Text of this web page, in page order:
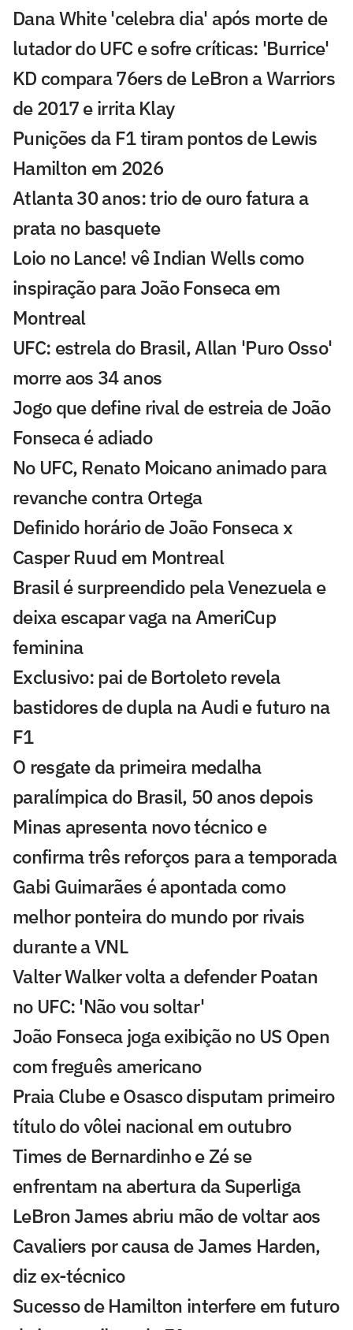
Dana White 'celebra dia' após morte de
lutador do UFC e sofre críticas: 'Burrice'
KD compara 76ers de LeBron a Warriors
de 2017 e irrita Klay
Punições da F1 tiram pontos de Lewis
Hamilton em 2026
Atlanta 30 anos: trio de ouro fatura a
prata no basquete
Loio no Lance! vê Indian Wells como
inspiração para João Fonseca em
Montreal
UFC: estrela do Brasil, Allan 'Puro Osso'
morre aos 34 anos
Jogo que define rival de estreia de João
Fonseca é adiado
No UFC, Renato Moicano animado para
revanche contra Ortega
Definido horário de João Fonseca x
Casper Ruud em Montreal
Brasil é surpreendido pela Venezuela e
deixa escapar vaga na AmeriCup
feminina
Exclusivo: pai de Bortoleto revela
bastidores de dupla na Audi e futuro na
F1
O resgate da primeira medalha
paralímpica do Brasil, 50 anos depois
Minas apresenta novo técnico e
confirma três reforços para a temporada
Gabi Guimarães é apontada como
melhor ponteira do mundo por rivais
durante a VNL
Valter Walker volta a defender Poatan
no UFC: 'Não vou soltar'
João Fonseca joga exibição no US Open
com freguês americano
Praia Clube e Osasco disputam primeiro
título do vôlei nacional em outubro
Times de Bernardinho e Zé se
enfrentam na abertura da Superliga
LeBron James abriu mão de voltar aos
Cavaliers por causa de James Harden,
diz ex-técnico
Sucesso de Hamilton interfere em futuro